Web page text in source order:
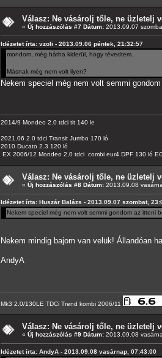
Válasz: Ne vásárolj tőle, ne üzletelj
« Új hozzászólás #7 Dátum: 2013.09.07
Idézetet írta: vzoli - 2013.09.06 péntek, 21:32:57
mondom, még hátha kiderül, hogy tévedtem.
Másnak még nem volt ilyen?
Nekem speciel még nem volt semmi
2014/9 Mondeo 2.0 tdci tit 140 le
2021.06 2.0 tdci Transit Jumbo 170 ló
2010 Ducato 2.3 120 ló
EX 2006/12 Mondeo 2,0 tdci combi eur4 DPF 130 ló
Válasz: Ne vásárolj tőle, ne üzletelj
« Új hozzászólás #8 Dátum: 2013.09.08
Idézetet írta: Huszár Balázs - 2013.09.07 szombat,
Nekem speciel még nem volt semmi gondom az itteni
Nekem mindig bajom van velük! Állandóan
AndyA
Mk3 2.0/130LE TDCi Trend kombi 2006/11
Válasz: Ne vásárolj tőle, ne üzletelj
« Új hozzászólás #9 Dátum: 2013.09.08
Idézetet írta: AndyA - 2013.09.08 vasárnap, 07:43:00